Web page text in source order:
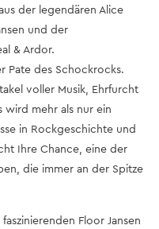
der legendären Alice
und der
& Ardor.
Pate des Schockrocks.
voller Musik, Ehrfurcht
wird mehr als nur ein
in Rockgeschichte und
Ihre Chance, eine der
die immer an der Spitze
Floor Jansen